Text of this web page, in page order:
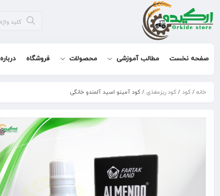
صفحه نخست مطالب آموزشی محصولات فروشگاه
خانه /کود /کود ریزمغذی / کود آمینو اسید آلمندو خانگی